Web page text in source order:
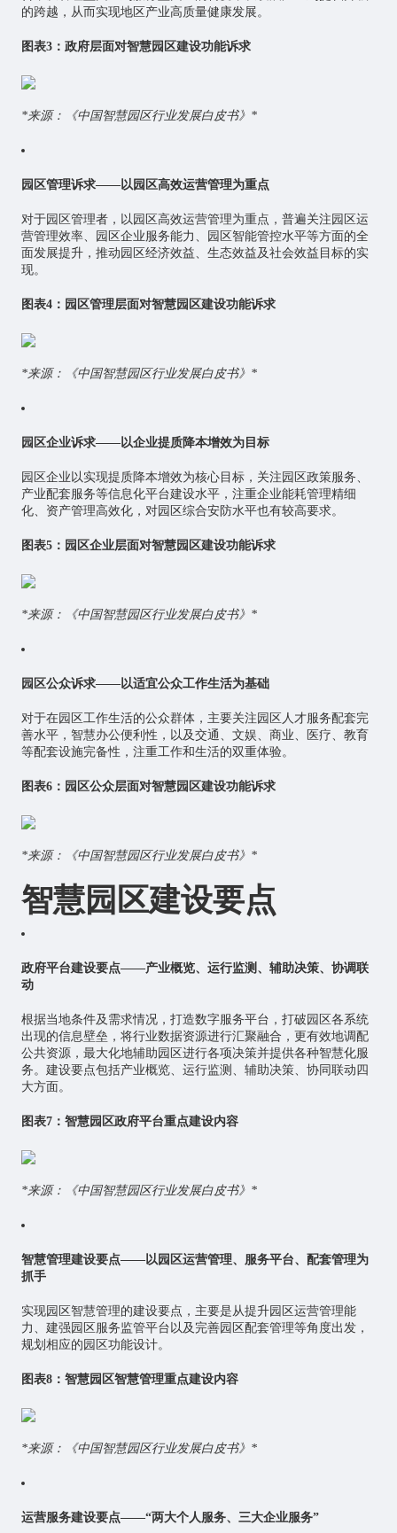
的跨越，从而实现地区产业高质量健康发展。
图表3：政府层面对智慧园区建设功能诉求
*来源：《中国智慧园区行业发展白皮书》*
园区管理诉求——以园区高效运营管理为重点
对于园区管理者，以园区高效运营管理为重点，普遍关注园区运
营管理效率、园区企业服务能力、园区智能管控水平等方面的全
面发展提升，推动园区经济效益、生态效益及社会效益目标的实
现。
图表4：园区管理层面对智慧园区建设功能诉求
*来源：《中国智慧园区行业发展白皮书》*
园区企业诉求——以企业提质降本增效为目标
园区企业以实现提质降本增效为核心目标，关注园区政策服务、
产业配套服务等信息化平台建设水平，注重企业能耗管理精细
化、资产管理高效化，对园区综合安防水平也有较高要求。
图表5：园区企业层面对智慧园区建设功能诉求
*来源：《中国智慧园区行业发展白皮书》*
园区公众诉求——以适宜公众工作生活为基础
对于在园区工作生活的公众群体，主要关注园区人才服务配套完
善水平，智慧办公便利性，以及交通、文娱、商业、医疗、教育
等配套设施完备性，注重工作和生活的双重体验。
图表6：园区公众层面对智慧园区建设功能诉求
*来源：《中国智慧园区行业发展白皮书》*
智慧园区建设要点
政府平台建设要点——产业概览、运行监测、辅助决策、协调联
动
根据当地条件及需求情况，打造数字服务平台，打破园区各系统
出现的信息壁垒，将行业数据资源进行汇聚融合，更有效地调配
公共资源，最大化地辅助园区进行各项决策并提供各种智慧化服
务。建设要点包括产业概览、运行监测、辅助决策、协同联动四
大方面。
图表7：智慧园区政府平台重点建设内容
*来源：《中国智慧园区行业发展白皮书》*
智慧管理建设要点——以园区运营管理、服务平台、配套管理为
抓手
实现园区智慧管理的建设要点，主要是从提升园区运营管理能
力、建强园区服务监管平台以及完善园区配套管理等角度出发，
规划相应的园区功能设计。
图表8：智慧园区智慧管理重点建设内容
*来源：《中国智慧园区行业发展白皮书》*
运营服务建设要点——“两大个人服务、三大企业服务”